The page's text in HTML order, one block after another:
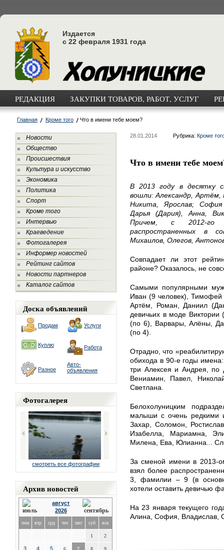
Издается
с 22 февраля 1931 года
РЕДАКЦИЯ ЗАКУПКИ ТОВАРОВ, РАБОТ, УСЛУГ
Главная Кроме того Что в имени тебе моем?
Новости
Общество
Происшествия
Культура и искусство
Экономика
Политика
Спорт
Кроме того
Интервью
Краеведение
Фотогалерея
Информер новостей
Рейтинг сайтов
Новости партнеров
Каталог сайтов
Доска объявлений
Продам Услуги
Куплю Работа
Разное
Авто-
объявления
Фотогалерея
смотреть все фотографии
Архив новостей
август
2026
пон втр срд чет пят суб вск
1 2
3 4 5 6 7 8 9
28.01.2014 Рубрика: Кроме
Что в имени тебе
В 2013 году в десятку
вошли: Александр,
Никита, Ярослав;
Дарья (Дария), Анна,
Причем, с 2012-го
распространенных в
Михаилов, Олегов,
Совпадает ли этот
районе? Оказалось, не
Самыми популярными
Иван (9 человек),
Артём, Роман, Даниил
девичьих в моде
(по 6), Варвары, Алёны,
(по 4).
Отрадно, что
обихода в 90-е годы
три Алексея и Андрея, по
Вениамин, Павел,
Светлана.
Белохолуницким
малыши с очень редкими
Захар, Соломон,
Изабелла, Мариамна,
Милена, Ева, Юлианна...
За сменой имени в 2013-
взял более
3, фамилии – 9 (в
хотели оставить девичью
На 23 января текущего
Алина, София, Владислав,